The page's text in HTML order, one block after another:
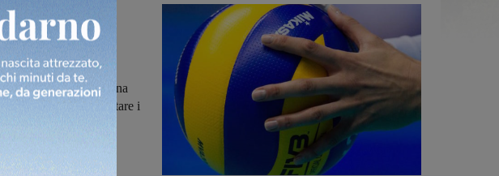
in campo a Pisa per una
che vogliono riscattare i
interna (1-7) di